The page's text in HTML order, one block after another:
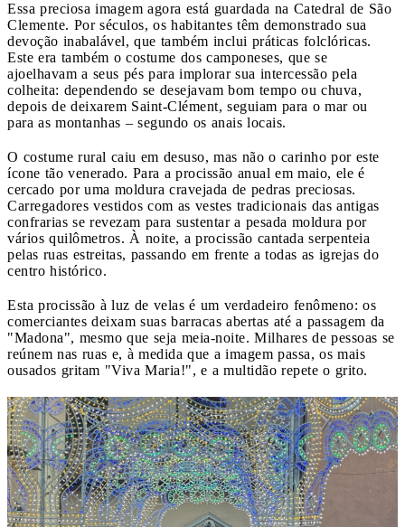
Essa preciosa imagem agora está guardada na Catedral de São
Clemente. Por séculos, os habitantes têm demonstrado sua
devoção inabalável, que também inclui práticas folclóricas.
Este era também o costume dos camponeses, que se
ajoelhavam a seus pés para implorar sua intercessão pela
colheita: dependendo se desejavam bom tempo ou chuva,
depois de deixarem Saint-Clément, seguiam para o mar ou
para as montanhas – segundo os anais locais.
O costume rural caiu em desuso, mas não o carinho por este
ícone tão venerado. Para a procissão anual em maio, ele é
cercado por uma moldura cravejada de pedras preciosas.
Carregadores vestidos com as vestes tradicionais das antigas
confrarias se revezam para sustentar a pesada moldura por
vários quilômetros. À noite, a procissão cantada serpenteia
pelas ruas estreitas, passando em frente a todas as igrejas do
centro histórico.
Esta procissão à luz de velas é um verdadeiro fenômeno: os
comerciantes deixam suas barracas abertas até a passagem da
"Madona", mesmo que seja meia-noite. Milhares de pessoas se
reúnem nas ruas e, à medida que a imagem passa, os mais
ousados ​​gritam "Viva Maria!", e a multidão repete o grito.